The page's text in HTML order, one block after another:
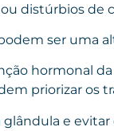
distúrbios de
ser uma
hormonal
priorizar os
glândula e